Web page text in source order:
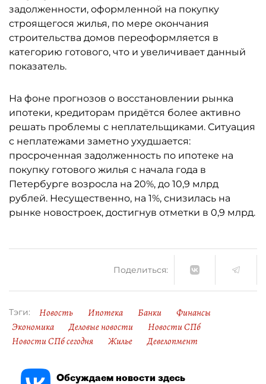
задолженности, оформленной на покупку
строящегося жилья, по мере окончания
строительства домов переоформляется в
категорию готового, что и увеличивает данный
показатель.
На фоне прогнозов о восстановлении рынка
ипотеки, кредиторам придётся более активно
решать проблемы с неплательщиками. Ситуация
с неплатежами заметно ухудшается:
просроченная задолженность по ипотеке на
покупку готового жилья с начала года в
Петербурге возросла на 20%, до 10,9 млрд
рублей. Несущественно, на 1%, снизилась на
рынке новостроек, достигнув отметки в 0,9 млрд.
Поделиться:
Тэги: Новость Ипотека Банки
Финансы
Экономика
Деловые новости
Новости СПб
Новости СПб сегодня
Жилье Девелопмент
Обсуждаем новости здесь